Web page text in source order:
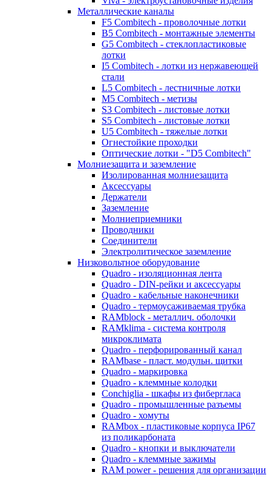
Металлические каналы
F5 Combitech - проволочные лотки
B5 Combitech - монтажные элементы
G5 Combitech - стеклопластиковые
лотки
I5 Combitech - лотки из нержавеющей
стали
L5 Combitech - лестничные лотки
M5 Combitech - метизы
S3 Combitech - листовые лотки
S5 Combitech - листовые лотки
U5 Combitech - тяжелые лотки
Огнестойкие проходки
Оптические лотки - "D5 Combitech"
Молниезащита и заземление
Изолированная молниезащита
Аксессуары
Держатели
Заземление
Молниеприемники
Проводники
Соединители
Электролитическое заземление
Низковольтное оборудование
Quadro - изоляционная лента
Quadro - DIN-рейки и аксессуары
Quadro - кабельные наконечники
Quadro - термоусаживаемая трубка
RAMblock - металлич. оболочки
RAMklima - система контроля
микроклимата
Quadro - перфорированный канал
RAMbase - пласт. модульн. щитки
Quadro - маркировка
Quadro - клеммные колодки
Conchiglia - шкафы из фибергласа
Quadro - промышленные разъемы
Quadro - хомуты
RAMbox - пластиковые корпуса IP67
из поликарбоната
Quadro - кнопки и выключатели
Quadro - клеммные зажимы
RAM power - решения для организации